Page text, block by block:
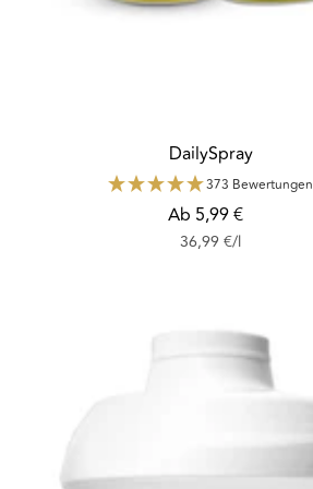
DailySpray
373 Bewertungen
Angebotspreis
Ab 5,99 €
36,99 €/l